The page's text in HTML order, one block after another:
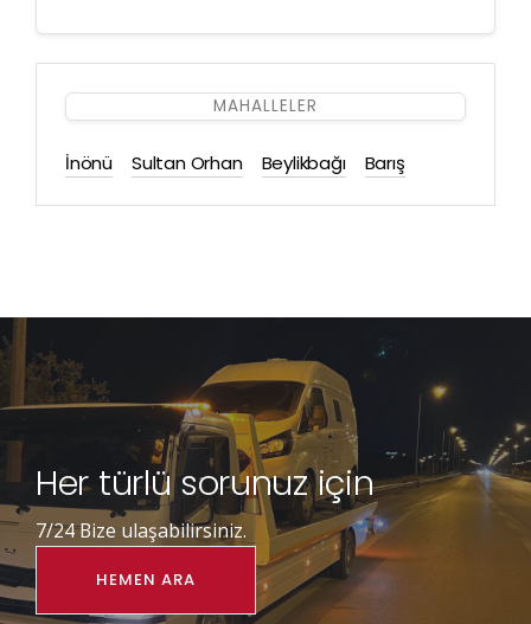
MAHALLELER
İnönü Sultan Orhan Beylikbağı Barış
Her türlü sorunuz için
7/24 Bize ulaşabilirsiniz.
HEMEN ARA